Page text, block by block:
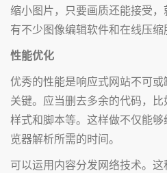
缩小图片，只要画质还能接受
有不少图像编辑软件和在线压缩
性能优化
优秀的性能是响应式网站不可
关键。应当删去多余的代码，
样式和脚本等。这样做不仅能
览器解析所需的时间。
可以运用内容分发网络技术。